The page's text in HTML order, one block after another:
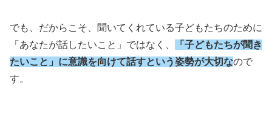
でも、だからこそ、聞いてくれている子どもたちのために
「あなたが話したいこと」ではなく、
「子どもたちが聞き
たいこと」に意識を向けて話すという姿勢が大切なので
す。